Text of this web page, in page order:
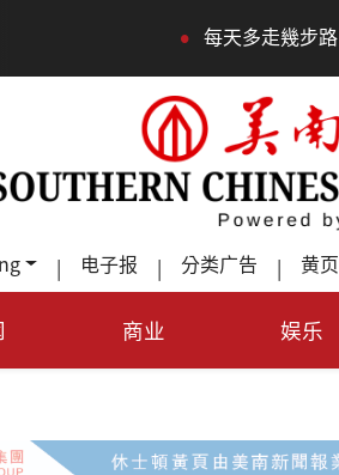
每天多走幾步路，老少都受益
| 电子报 | 分类广告 | 黄页
商业 娱乐